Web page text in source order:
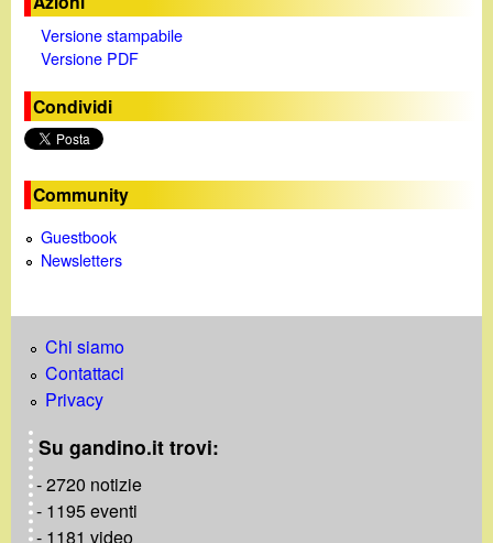
Versione stampabile
Versione PDF
Condividi
Community
Guestbook
Newsletters
Chi siamo
Contattaci
Privacy
Su gandino.it trovi:
- 2720 notizie
- 1195 eventi
- 1181 video